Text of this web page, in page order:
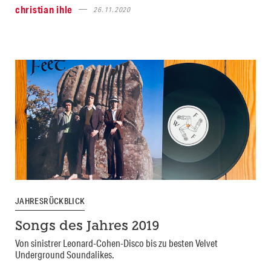
christian ihle
26.11.2020
JAHRESRÜCKBLICK
Songs des Jahres 2019
Von sinistrer Leonard-Cohen-Disco bis zu besten Velvet
Underground Soundalikes.